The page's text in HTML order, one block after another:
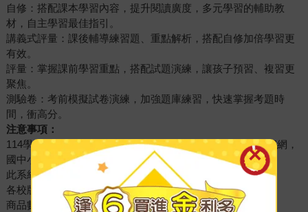
自修：搭配課本學習內容，提升閱讀廣度，多元學習的輔助教
材，自主學習最佳指引。
講義式評量：課後輔導練習題、重點解析，搭配自修加倍學習更
有效。
評量：掌握課前學習重點，搭配試題演練，讓孩子預習、複習更
聚焦。
測驗卷：考前模擬試卷演練，加強題庫練習，快速掌握考題時
間，衝高分。
注意事項：
114學年(下)學期各版本參考書，如需查詢請至金石堂本站官網，
國中小各校用書版本【查詢系統】讓你一次買齊！
此系統為學年度適用（全新版本）。
各校版本資料僅供參考，如有更動請以學校公佈為主。
商品數量若超過1本，請進入購物車後可更新數量。